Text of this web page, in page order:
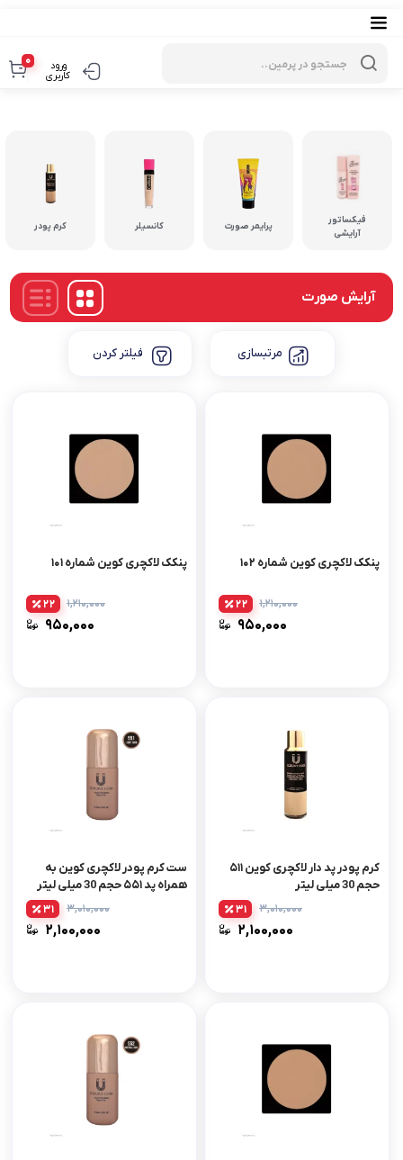
ورود
کاربری
0
فیکساتور
آرایشی
پرایمر صورت کانسیلر کرم پودر
آرایش صورت
مرتبسازی فیلتر کردن
پنکک لاکچری کوین شماره ۱۰۲
۱,۲۱۰,۰۰۰
۹۵۰,۰۰۰
22
پنکک لاکچری کوین شماره ۱۰۱
۱,۲۱۰,۰۰۰
۹۵۰,۰۰۰
22
کرم پودر پد دار لاکچری کوین ۵۱۱
حجم 30 میلی لیتر
۳,۰۱۰,۰۰۰
۲,۱۰۰,۰۰۰
31
ست کرم پودر لاکچری کوین به
همراه پد ۵۵۱ حجم 30 میلی لیتر
۳,۰۱۰,۰۰۰
۲,۱۰۰,۰۰۰
31